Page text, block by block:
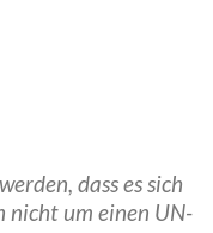
dass es sich
nicht um einen UN-